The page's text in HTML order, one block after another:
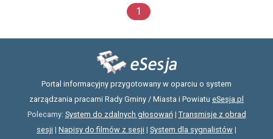
1
Portal informacyjny przygotowany w oparciu o system
zarządzania pracami Rady Gminy / Miasta i Powiatu eSesja.pl
Polecamy: System do zdalnych głosowań| Transmisje z obrad
sesji | Napisy do filmów z sesji | System dla sygnalistów |